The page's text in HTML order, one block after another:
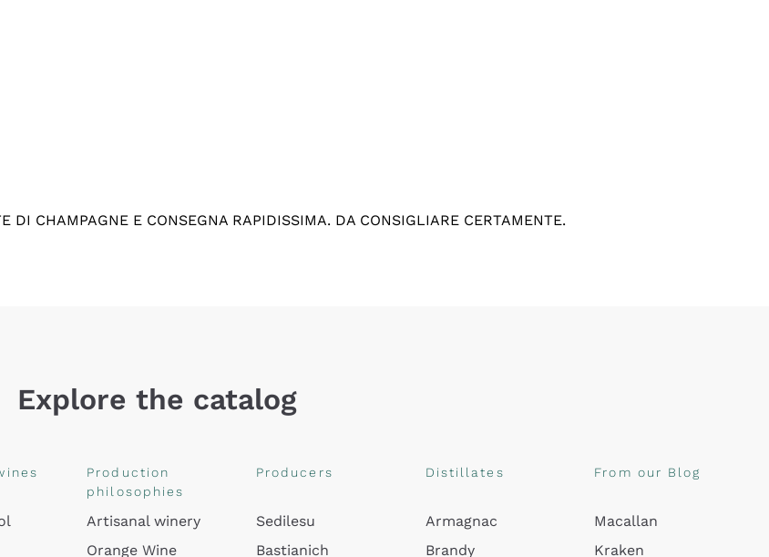
DI CHAMPAGNE E CONSEGNA RAPIDISSIMA. DA CONSIGLIARE CERTAMENTE.
Explore the catalog
Production
philosophies
Artisanal winery
Orange Wine
Producers
Sedilesu
Bastianich
Distillates
Armagnac
Brandy
From our Blog
Macallan
Kraken